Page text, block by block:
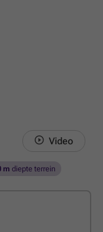
Video
m diepte terrein